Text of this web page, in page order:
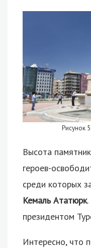
Рисунок
Высота
героев-
среди которых
Кемаль Ататюрк
президентом
Интересно, что